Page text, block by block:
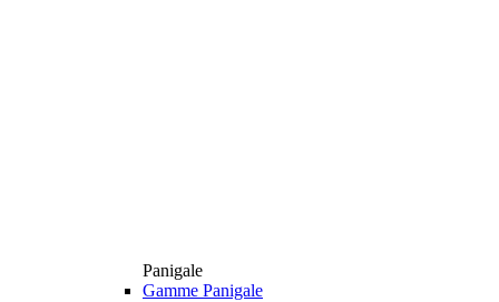
Panigale
Gamme Panigale